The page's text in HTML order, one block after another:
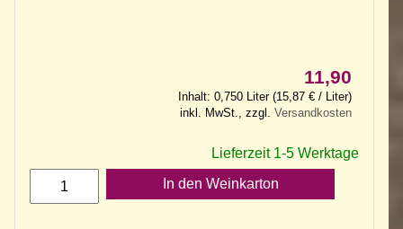
11,90
Inhalt: 0,750 Liter (15,87 € / Liter)
inkl. MwSt., zzgl.Versandkosten
Lieferzeit 1-5 Werktage
In den Weinkarton